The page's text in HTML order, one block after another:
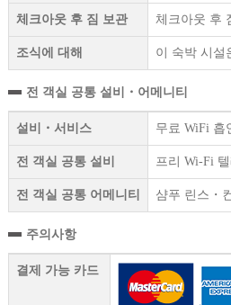
체크아웃 후 짐 보관 체크아웃 후
조식에 대해 이 숙박 시설
전 객실 공통 설비・어메니티
설비・서비스 무료 WiFi 흡
전 객실 공통 설비 프리 Wi-Fi
전 객실 공통 어메니티 샴푸 린스・
주의사항
결제 가능 카드